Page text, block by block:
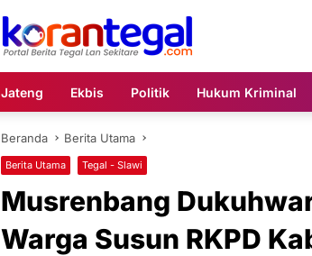
Jateng Ekbis Politik Hukum Kriminal
Beranda Berita Utama
Berita Utama Tegal - Slawi
Musrenbang
Warga Susun RKPD